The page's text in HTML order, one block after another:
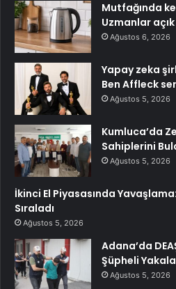
Mutfağında
Uzmanlar açık
Ağustos 6, 2026
Yapay zeka
Ben Affleck
Ağustos 5, 2026
Kumluca’da
Sahiplerini
Ağustos 5, 2026
İkinci El Piyasasında
Sıraladı
Ağustos 5, 2026
Adana’da
Şüpheli
Ağustos 5, 2026